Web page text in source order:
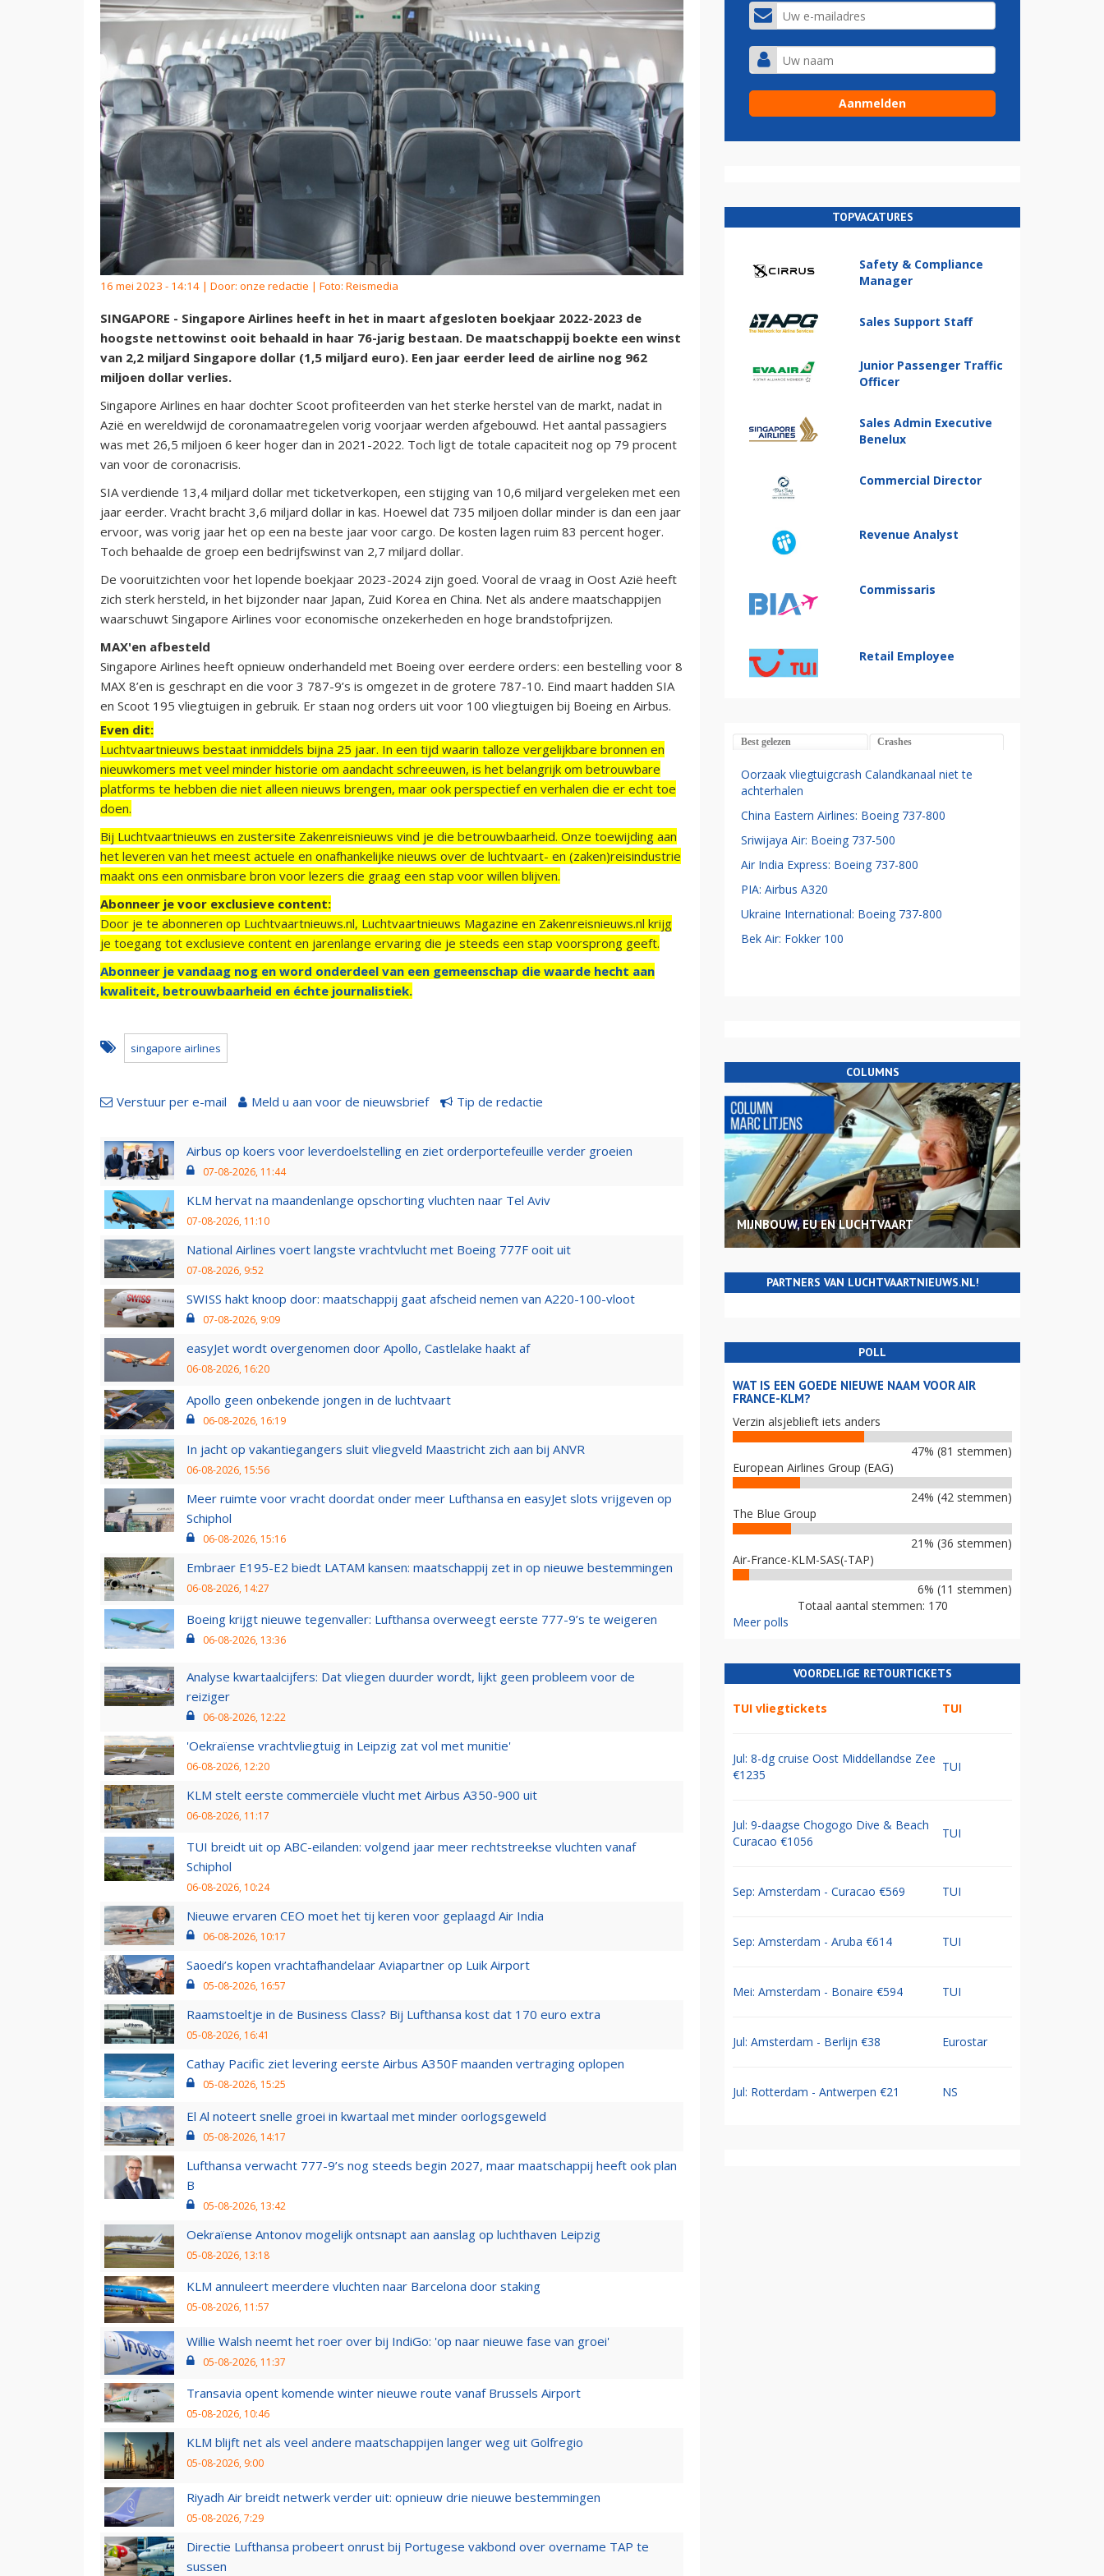
16 mei 2023 - 14:14 | Door: onze redactie | Foto: Reismedia
SINGAPORE - Singapore Airlines heeft in het in maart afgesloten boekjaar 2022-2023 de
hoogste nettowinst ooit behaald in haar 76-jarig bestaan. De maatschappij boekte een winst
van 2,2 miljard Singapore dollar (1,5 miljard euro). Een jaar eerder leed de airline nog 962
miljoen dollar verlies.
Singapore Airlines en haar dochter Scoot profiteerden van het sterke herstel van de markt, nadat in
Azië en wereldwijd de coronamaatregelen vorig voorjaar werden afgebouwd. Het aantal passagiers
was met 26,5 miljoen 6 keer hoger dan in 2021-2022. Toch ligt de totale capaciteit nog op 79 procent
van voor de coronacrisis.
SIA verdiende 13,4 miljard dollar met ticketverkopen, een stijging van 10,6 miljard vergeleken met een
jaar eerder. Vracht bracht 3,6 miljard dollar in kas. Hoewel dat 735 miljoen dollar minder is dan een jaar
ervoor, was vorig jaar het op een na beste jaar voor cargo. De kosten lagen ruim 83 percent hoger.
Toch behaalde de groep een bedrijfswinst van 2,7 miljard dollar.
De vooruitzichten voor het lopende boekjaar 2023-2024 zijn goed. Vooral de vraag in Oost Azië heeft
zich sterk hersteld, in het bijzonder naar Japan, Zuid Korea en China. Net als andere maatschappijen
waarschuwt Singapore Airlines voor economische onzekerheden en hoge brandstofprijzen.
MAX'en afbesteld
Singapore Airlines heeft opnieuw onderhandeld met Boeing over eerdere orders: een bestelling voor 8
MAX 8’en is geschrapt en die voor 3 787-9’s is omgezet in de grotere 787-10. Eind maart hadden SIA
en Scoot 195 vliegtuigen in gebruik. Er staan nog orders uit voor 100 vliegtuigen bij Boeing en Airbus.
Even dit:
Luchtvaartnieuws bestaat inmiddels bijna 25 jaar. In een tijd waarin talloze vergelijkbare bronnen en
nieuwkomers met veel minder historie om aandacht schreeuwen, is het belangrijk om betrouwbare
platforms te hebben die niet alleen nieuws brengen, maar ook perspectief en verhalen die er echt toe
doen.
Bij Luchtvaartnieuws en zustersite Zakenreisnieuws vind je die betrouwbaarheid. Onze toewijding aan
het leveren van het meest actuele en onafhankelijke nieuws over de luchtvaart- en (zaken)reisindustrie
maakt ons een onmisbare bron voor lezers die graag een stap voor willen blijven.
Abonneer je voor exclusieve content:
Door je te abonneren op Luchtvaartnieuws.nl, Luchtvaartnieuws Magazine en Zakenreisnieuws.nl krijg
je toegang tot exclusieve content en jarenlange ervaring die je steeds een stap voorsprong geeft.
Abonneer je vandaag nog en word onderdeel van een gemeenschap die waarde hecht aan
kwaliteit, betrouwbaarheid en échte journalistiek.
singapore airlines
Verstuur per e-mail Meld u aan voor de nieuwsbrief Tip de redactie
Airbus op koers voor leverdoelstelling en ziet orderportefeuille verder groeien
07-08-2026, 11:44
KLM hervat na maandenlange opschorting vluchten naar Tel Aviv
07-08-2026, 11:10
National Airlines voert langste vrachtvlucht met Boeing 777F ooit uit
07-08-2026, 9:52
SWISS hakt knoop door: maatschappij gaat afscheid nemen van A220-100-vloot
07-08-2026, 9:09
easyJet wordt overgenomen door Apollo, Castlelake haakt af
06-08-2026, 16:20
Apollo geen onbekende jongen in de luchtvaart
06-08-2026, 16:19
In jacht op vakantiegangers sluit vliegveld Maastricht zich aan bij ANVR
06-08-2026, 15:56
Meer ruimte voor vracht doordat onder meer Lufthansa en easyJet slots vrijgeven op
Schiphol
06-08-2026, 15:16
Embraer E195-E2 biedt LATAM kansen: maatschappij zet in op nieuwe bestemmingen
06-08-2026, 14:27
Boeing krijgt nieuwe tegenvaller: Lufthansa overweegt eerste 777-9’s te weigeren
06-08-2026, 13:36
Analyse kwartaalcijfers: Dat vliegen duurder wordt, lijkt geen probleem voor de
reiziger
06-08-2026, 12:22
'Oekraïense vrachtvliegtuig in Leipzig zat vol met munitie'
06-08-2026, 12:20
KLM stelt eerste commerciële vlucht met Airbus A350-900 uit
06-08-2026, 11:17
TUI breidt uit op ABC-eilanden: volgend jaar meer rechtstreekse vluchten vanaf
Schiphol
06-08-2026, 10:24
Nieuwe ervaren CEO moet het tij keren voor geplaagd Air India
06-08-2026, 10:17
Saoedi’s kopen vrachtafhandelaar Aviapartner op Luik Airport
05-08-2026, 16:57
Raamstoeltje in de Business Class? Bij Lufthansa kost dat 170 euro extra
05-08-2026, 16:41
Cathay Pacific ziet levering eerste Airbus A350F maanden vertraging oplopen
05-08-2026, 15:25
El Al noteert snelle groei in kwartaal met minder oorlogsgeweld
05-08-2026, 14:17
Lufthansa verwacht 777-9’s nog steeds begin 2027, maar maatschappij heeft ook plan
B
05-08-2026, 13:42
Oekraïense Antonov mogelijk ontsnapt aan aanslag op luchthaven Leipzig
05-08-2026, 13:18
KLM annuleert meerdere vluchten naar Barcelona door staking
05-08-2026, 11:57
Willie Walsh neemt het roer over bij IndiGo: 'op naar nieuwe fase van groei'
05-08-2026, 11:37
Transavia opent komende winter nieuwe route vanaf Brussels Airport
05-08-2026, 10:46
KLM blijft net als veel andere maatschappijen langer weg uit Golfregio
05-08-2026, 9:00
Riyadh Air breidt netwerk verder uit: opnieuw drie nieuwe bestemmingen
05-08-2026, 7:29
Directie Lufthansa probeert onrust bij Portugese vakbond over overname TAP te
sussen
TOPVACATURES
Safety & Compliance
Manager
Sales Support Staff
Junior Passenger Traffic
Officer
Sales Admin Executive
Benelux
Commercial Director
Revenue Analyst
Commissaris
Retail Employee
Best gelezen Crashes
Oorzaak vliegtuigcrash Calandkanaal niet te
achterhalen
China Eastern Airlines: Boeing 737-800
Sriwijaya Air: Boeing 737-500
Air India Express: Boeing 737-800
PIA: Airbus A320
Ukraine International: Boeing 737-800
Bek Air: Fokker 100
COLUMNS
MIJNBOUW, EU EN LUCHTVAART
PARTNERS VAN LUCHTVAARTNIEUWS.NL!
POLL
WAT IS EEN GOEDE NIEUWE NAAM VOOR AIR
FRANCE-KLM?
Verzin alsjeblieft iets anders
47% (81 stemmen)
European Airlines Group (EAG)
24% (42 stemmen)
The Blue Group
21% (36 stemmen)
Air-France-KLM-SAS(-TAP)
6% (11 stemmen)
Totaal aantal stemmen: 170
Meer polls
VOORDELIGE RETOURTICKETS
TUI vliegtickets TUI
Jul: 8-dg cruise Oost Middellandse Zee
€1235
TUI
Jul: 9-daagse Chogogo Dive & Beach
Curacao €1056
TUI
Sep: Amsterdam - Curacao €569 TUI
Sep: Amsterdam - Aruba €614 TUI
Mei: Amsterdam - Bonaire €594 TUI
Jul: Amsterdam - Berlijn €38 Eurostar
Jul: Rotterdam - Antwerpen €21 NS